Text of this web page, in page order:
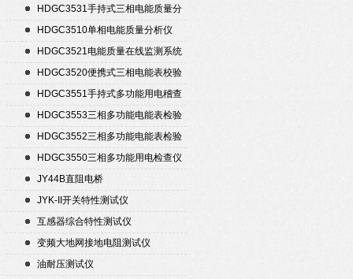
析仪
HDGC3531手持式三相电能质量分
析仪
HDGC3510单相电能质量分析仪
HDGC3521电能质量在线监测系统
HDGC3520便携式三相电能表校验
仪
HDGC3551手持式多功能用电稽查
仪
HDGC3553三相多功能电能表检验
装置
HDGC3552三相多功能电能表检验
装置
HDGC3550三相多功能用电检查仪
JY44B直阻电桥
JYK-II开关特性测试仪
互感器综合特性测试仪
变频大地网接地电阻测试仪
油耐压测试仪